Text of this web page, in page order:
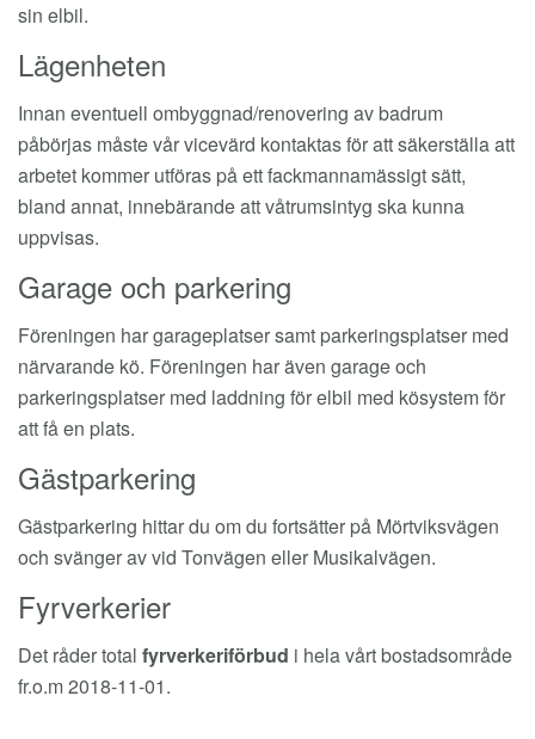
sin elbil.
Lägenheten
Innan eventuell ombyggnad/renovering av badrum
påbörjas måste vår vicevärd kontaktas för att säkerställa att
arbetet kommer utföras på ett fackmannamässigt sätt,
bland annat, innebärande att våtrumsintyg ska kunna
uppvisas.
Garage och parkering
Föreningen har garageplatser samt parkeringsplatser med
närvarande kö. Föreningen har även garage och
parkeringsplatser med laddning för elbil med kösystem för
att få en plats.
Gästparkering
Gästparkering hittar du om du fortsätter på Mörtviksvägen
och svänger av vid Tonvägen eller Musikalvägen.
Fyrverkerier
Det råder total fyrverkeriförbud i hela vårt bostadsområde
fr.o.m 2018-11-01.